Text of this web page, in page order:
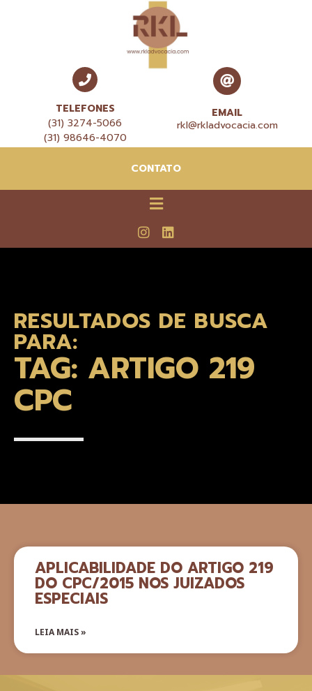
TELEFONES
(31) 3274-5066
(31) 98646-4070
EMAIL
rkl@rkladvocacia.com
CONTATO
RESULTADOS DE BUSCA
PARA:
TAG: ARTIGO 219
CPC
APLICABILIDADE DO ARTIGO 219
DO CPC/2015 NOS JUIZADOS
ESPECIAIS
LEIA MAIS »